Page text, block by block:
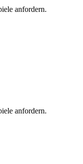
anfordern.
anfordern.